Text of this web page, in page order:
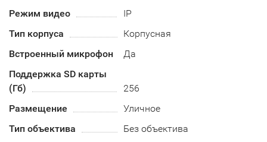
Режим видео
IP
Тип корпуса
Корпусная
Встроенный микрофон
Да
Поддержка SD карты
(Гб)
256
Размещение
Уличное
Тип объектива
Без объектива